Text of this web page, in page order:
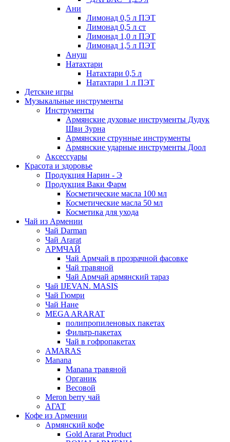
Ани
Лимонад 0,5 л ПЭТ
Лимонад 0,5 л ст
Лимонад 1,0 л ПЭТ
Лимонад 1,5 л ПЭТ
Ануш
Натахтари
Натахтари 0,5 л
Натахтари 1 л ПЭТ
Детские игры
Музыкальные инструменты
Инструменты
Армянские духовые инструменты Дудук
Шви Зурна
Армянские струнные инструменты
Армянские ударные инструменты Доол
Аксессуары
Красота и здоровье
Продукция Нарин - Э
Продукция Ваки Фарм
Косметические масла 100 мл
Косметические масла 50 мл
Косметика для ухода
Чай из Армении
Чай Darman
Чай Ararat
АРМЧАЙ
Чай Армчай в прозрачной фасовке
Чай травяной
Чай Армчай армянский тараз
Чай IJEVAN. MASIS
Чай Гюмри
Чай Нане
MEGA ARARAT
полипропиленовых пакетах
Фильтр-пакетах
Чай в гофропакетах
AMARAS
Manana
Manana травяной
Органик
Весовой
Meron berry чай
АГАТ
Кофе из Армении
Армянский кофе
Gold Ararat Product